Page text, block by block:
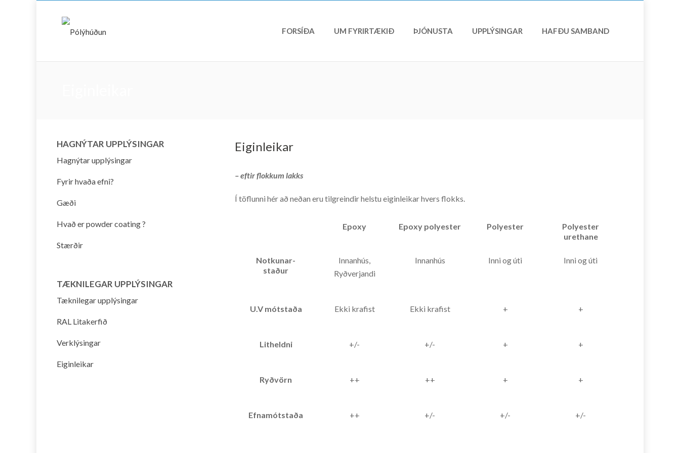
FORSÍÐA UM FYRIRTÆKIÐ ÞJÓNUSTA UPPLÝSINGAR HAFÐU SAMBAND
Eiginleikar
– eftir flokkum lakks
Í töflunni hér að neðan eru tilgreindir helstu eiginleikar hvers flokks.
Epoxy Epoxy polyester Polyester
Polyester
urethane
Notkunar-
staður
Innanhús,
Ryðverjandi
Innanhús Inni og úti Inni og úti
U.V mótstaða Ekki krafist Ekki krafist + +
Litheldni +/- +/- + +
Ryðvörn ++ ++ + +
Efnamótstaða ++ +/- +/- +/-
HAGNÝTAR UPPLÝSINGAR
Hagnýtar upplýsingar
Fyrir hvaða efni?
Gæði
Hvað er powder coating ?
Stærðir
TÆKNILEGAR UPPLÝSINGAR
Tæknilegar upplýsingar
RAL Litakerfið
Verklýsingar
Eiginleikar